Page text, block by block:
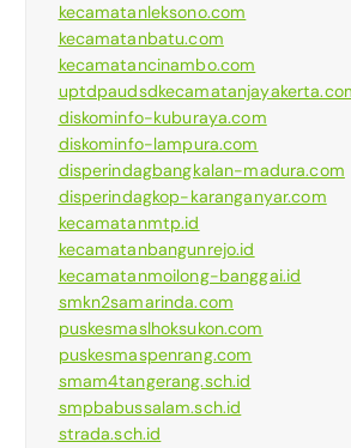
kecamatanleksono.com
kecamatanbatu.com
kecamatancinambo.com
diskominfo-kuburaya.com
diskominfo-lampura.com
disperindagbangkalan-madura.com
disperindagkop-karanganyar.com
kecamatanmtp.id
kecamatanbangunrejo.id
kecamatanmoilong-banggai.id
smkn2samarinda.com
puskesmaslhoksukon.com
puskesmaspenrang.com
smam4tangerang.sch.id
smpbabussalam.sch.id
strada.sch.id